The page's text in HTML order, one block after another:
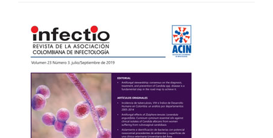
Barra
lateral
del
artículo